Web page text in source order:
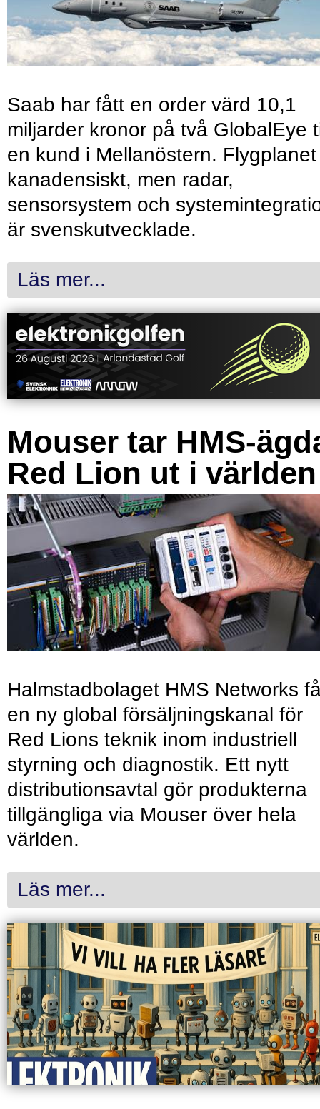
Saab har fått en order värd 10,1
miljarder kronor på två GlobalEye
en kund i Mellanöstern.
kanadensiskt, men radar,
sensorsystem och
är svenskutvecklade.
Läs mer...
Mouser tar HMS-
Red Lion ut i världen
Halmstadbolaget HMS Networks
en ny global försäljningskanal för
Red Lions teknik inom industriell
styrning och diagnostik. Ett nytt
distributionsavtal gör produkterna
tillgängliga via Mouser över hela
världen.
Läs mer...